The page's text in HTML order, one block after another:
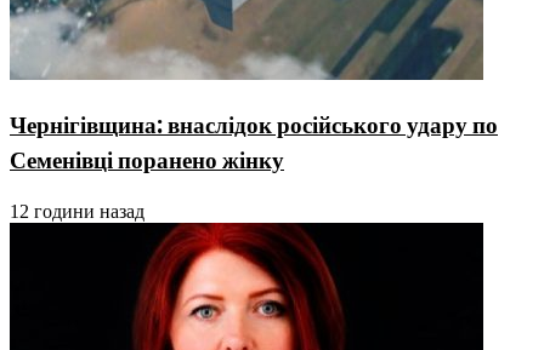
Чернігівщина: внаслідок російського удару по
Семенівці поранено жінку
12 години назад